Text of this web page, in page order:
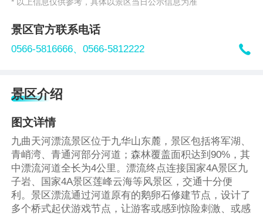
景区官方联系电话
0566-5816666、0566-5812222 
景区介绍
图文详情
九曲天河漂流景区位于九华山东麓，景区包括将军湖、
青峭湾、青通河部分河道；森林覆盖面积达到90%，其
中漂流河道全长为4公里。漂流终点连接国家4A景区九
子岩、国家4A景区莲峰云海等风景区，交通十分便
利。景区漂流通过河道原有的鹅卵石修建节点，设计了
多个桥式起伏游戏节点，让游客或感到惊险刺激、或感